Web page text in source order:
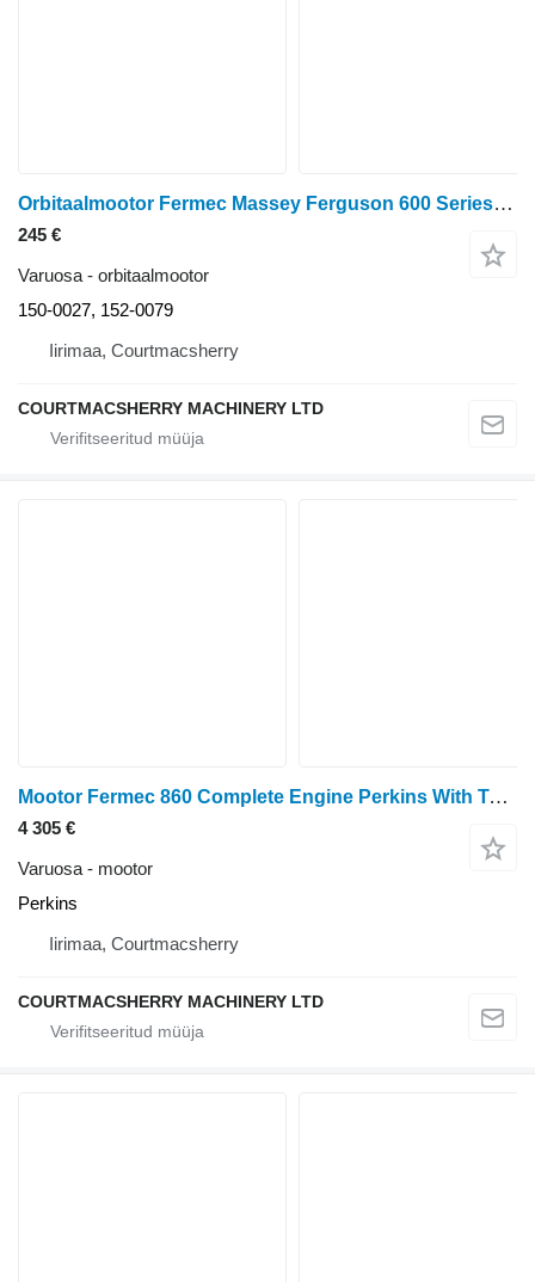
Orbitaalmootor Fermec Massey Ferguson 600 Series, Fermec Terex 760 Steering Orbital Va 150-0027 tüübi jaoks ratastraktori Massey Ferguson 600
245 €
Varuosa - orbitaalmootor
150-0027, 152-0079
Iirimaa, Courtmacsherry
COURTMACSHERRY MACHINERY LTD
Mootor Fermec 860 Complete Engine Perkins With Turbo
4 305 €
Varuosa - mootor
Perkins
Iirimaa, Courtmacsherry
COURTMACSHERRY MACHINERY LTD